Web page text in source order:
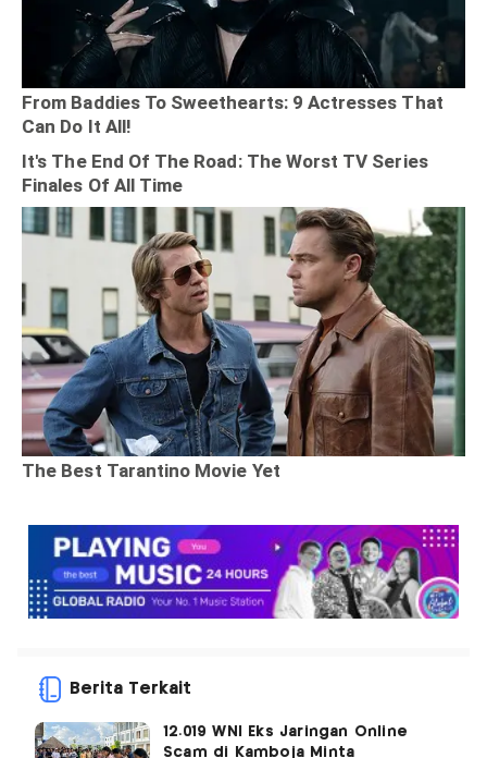
Berita Terkait
12.019 WNI Eks Jaringan Online
Scam di Kamboja Minta